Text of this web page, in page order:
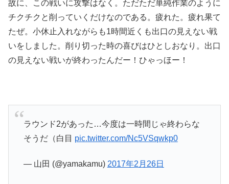
故に、この戦いに攻撃はなく。ただただ単純作業のように
チクチクと削っていくだけなのである。疲れた。疲れ果て
たぜ。小休止入れながらも1時間近くも出口の見えない戦
いをしました。削り切った時の喜びはひとしおなり。出口
の見えない戦いが終わったんだー！ひゃっほー！
ラウンド2があった…今度は一時間じゃ終わらな
そうだ（白目 pic.twitter.com/Nc5VSqwkp0
— 山田 (@yamakamu) 2017年2月26日